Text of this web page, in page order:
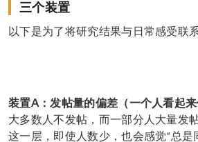
三个装置
以下是为了将研究结果与日常感受联
装置A：发帖量的偏差（一个人看起来
大多数人不发帖，而一部分人大量发
这一层，即使人数少，也会感觉“总是